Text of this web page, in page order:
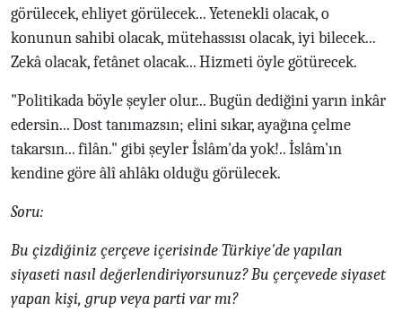
görülecek, ehliyet görülecek... Yetenekli olacak, o
konunun sahibi olacak, mütehassısı olacak, iyi bilecek...
Zekâ olacak, fetânet olacak... Hizmeti öyle götürecek.
"Politikada böyle şeyler olur... Bugün dediğini yarın inkâr
edersin... Dost tanımazsın; elini sıkar, ayağına çelme
takarsın... filân." gibi şeyler İslâm'da yok!.. İslâm'ın
kendine göre âlî ahlâkı olduğu görülecek.
Soru:
Bu çizdiğiniz çerçeve içerisinde Türkiye'de yapılan
siyaseti nasıl değerlendiriyorsunuz? Bu çerçevede siyaset
yapan kişi, grup veya parti var mı?